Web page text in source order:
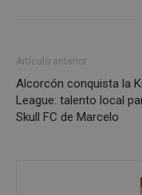
Artículo anterior
Alcorcón conquista la
League: talento local
Skull FC de Marcelo
Las cookies
funcionalidad
inicio de sesión
El sitio web no
las cookies